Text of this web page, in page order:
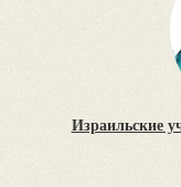
Израильские